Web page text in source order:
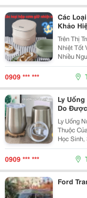
Các
Khảo
Trên Thị
Nhiệt Tốt
Nhiều
Điểm Của
Sản
0909 *** ***
Ly
Do
Ly Uống
Thuộc
Học Sinh,
Người
Để
0909 *** ***
Ford